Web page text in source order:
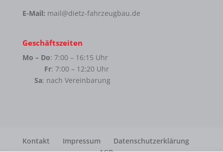
E-Mail: mail@dietz-fahrzeugbau.de
Geschäftszeiten
Mo – Do: 7:00 – 16:15 Uhr
Fr: 7:00 – 12:20 Uhr
Sa: nach Vereinbarung
Kontakt Impressum
Datenschutzerklärung